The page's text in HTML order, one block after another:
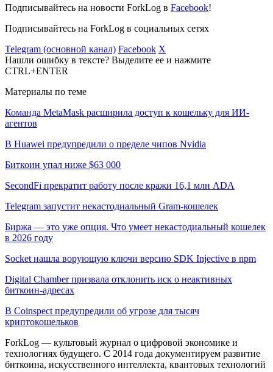
Подписывайтесь на новости ForkLog в Facebook!
Подписывайтесь на ForkLog в социальных сетях
Telegram (основной канал) Facebook X
Нашли ошибку в тексте? Выделите ее и нажмите
CTRL+ENTER
Материалы по теме
Команда MetaMask расширила доступ к кошельку для ИИ-
агентов
В Huawei предупредили о пределе чипов Nvidia
Биткоин упал ниже $63 000
SecondFi прекратит работу после кражи 16,1 млн ADA
Telegram запустит некастодиальный Gram-кошелек
Биржа — это уже опция. Что умеет некастодиальный кошелек
в 2026 году
Socket нашла ворующую ключи версию SDK Injective в npm
Digital Chamber призвала отклонить иск о неактивных
биткоин-адресах
В Coinspect предупредили об угрозе для тысяч
криптокошельков
ForkLog — культовый журнал о цифровой экономике и
технологиях будущего. С 2014 года документируем развитие
биткоина, искусственного интеллекта, квантовых технологий